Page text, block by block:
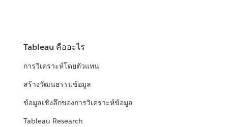
Tableau คืออะไร
การวิเคราะห์โดยตัวแทน
สร้างวัฒนธรรมข้อมูล
ข้อมูลเชิงลึกของการวิเคราะห์ข้อมูล
Tableau Research